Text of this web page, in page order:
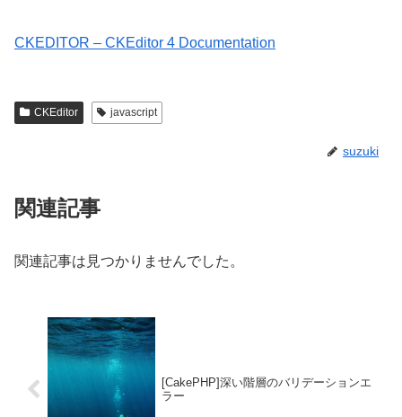
CKEDITOR – CKEditor 4 Documentation
CKEditor javascript
suzuki
関連記事
関連記事は見つかりませんでした。
[CakePHP]深い階層のバリデーションエ
ラー